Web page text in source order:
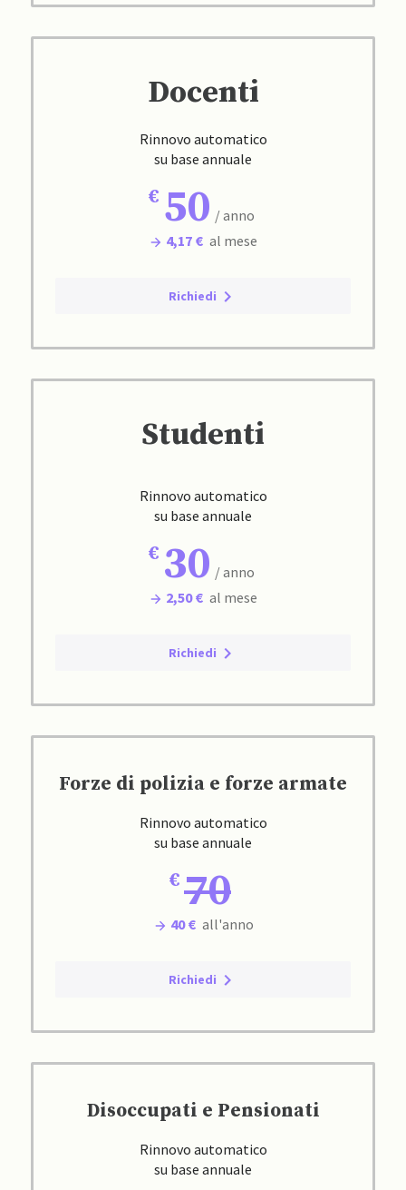
Docenti
Rinnovo automatico
su base annuale
50 / anno
4,17 € al mese
Richiedi
Studenti
Rinnovo automatico
su base annuale
30 / anno
2,50 € al mese
Richiedi
Forze di polizia e forze armate
Rinnovo automatico
su base annuale
70
40 € all'anno
Richiedi
Disoccupati e Pensionati
Rinnovo automatico
su base annuale